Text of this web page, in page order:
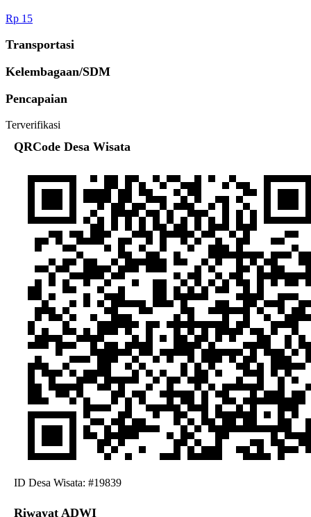
Rp 15
Transportasi
Kelembagaan/SDM
Pencapaian
Terverifikasi
QRCode Desa Wisata
ID Desa Wisata: #19839
Riwayat ADWI